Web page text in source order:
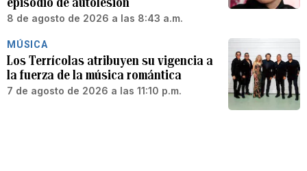
8 de agosto de 2026 a las 8:43 a.m.
MÚSICA
Los Terrícolas atribuyen su vigencia a
la fuerza de la música romántica
7 de agosto de 2026 a las 11:10 p.m.